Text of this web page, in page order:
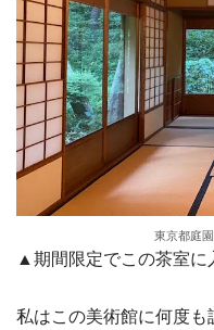
東京都庭
▲期間限定でこの茶室に
私はこの美術館に何度も